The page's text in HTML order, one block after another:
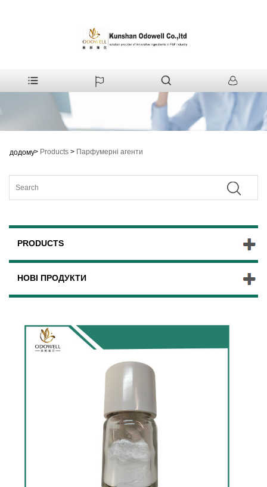
додому> Products > Парфумерні агенти
PRODUCTS
НОВІ ПРОДУКТИ